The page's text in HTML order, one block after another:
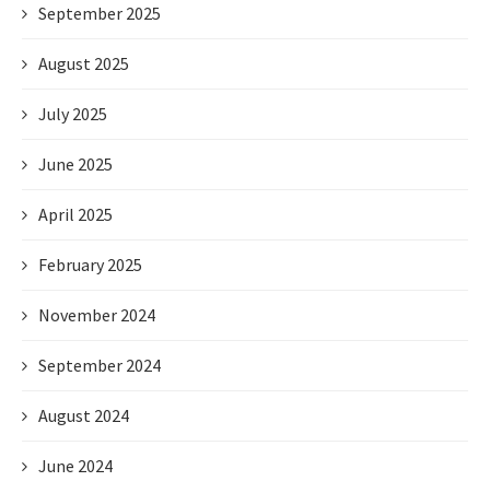
September 2025
August 2025
July 2025
June 2025
April 2025
February 2025
November 2024
September 2024
August 2024
June 2024